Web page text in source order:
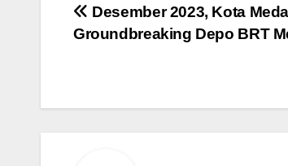
Navigasi
Desember 2023, Kota
Groundbreaking Depo BRT